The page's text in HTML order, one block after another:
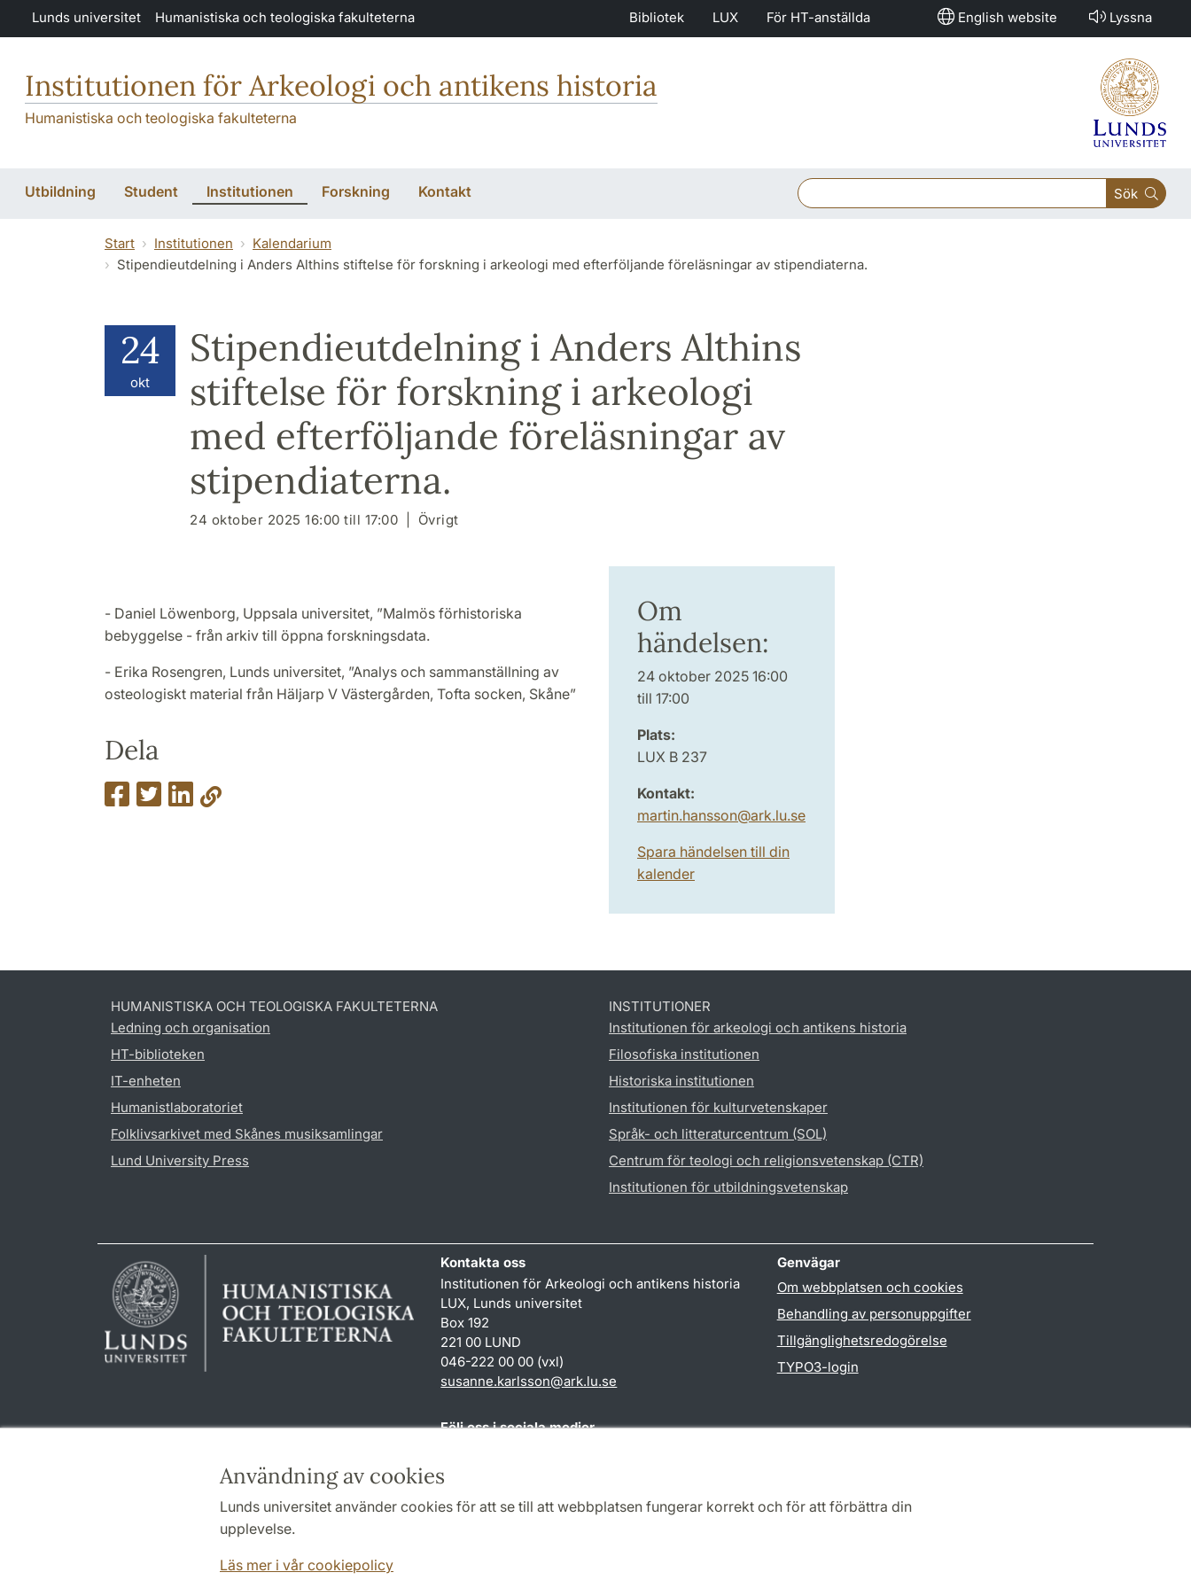
Hoppa till huvudinnehåll
Användning av cookies
Lunds universitet använder cookies för att se till att webbplatsen fungerar korrekt och för att förbättra din
upplevelse.
Läs mer i vår cookiepolicy
Lunds universitet Humanistiska och teologiska fakulteterna Bibliotek LUX För HT-anställda English website Lyssna
Institutionen för Arkeologi och antikens historia
Humanistiska och teologiska fakulteterna
Utbildning Student Institutionen Forskning Kontakt Sök
Start Institutionen
Kalendarium
Stipendieutdelning i Anders Althins stiftelse för forskning i arkeologi med efterföljande föreläsningar av stipendiaterna.
24
okt
Stipendieutdelning i Anders Althins
stiftelse för forskning i arkeologi
med efterföljande föreläsningar av
stipendiaterna.
24 oktober 2025 16:00 till 17:00 Övrigt
- Daniel Löwenborg, Uppsala universitet, ”Malmös förhistoriska
bebyggelse - från arkiv till öppna forskningsdata.
- Erika Rosengren, Lunds universitet, ”Analys och sammanställning av
osteologiskt material från Häljarp V Västergården, Tofta socken, Skåne”
Dela
Om
händelsen:
24 oktober 2025 16:00
till 17:00
Plats:
LUX B 237
Kontakt:
martin.hansson@ark.lu.se
Spara händelsen till din
kalender
HUMANISTISKA OCH TEOLOGISKA FAKULTETERNA
Ledning och organisation
HT-biblioteken
IT-enheten
Humanistlaboratoriet
Folklivsarkivet med Skånes musiksamlingar
Lund University Press
INSTITUTIONER
Institutionen för arkeologi och antikens historia
Filosofiska institutionen
Historiska institutionen
Institutionen för kulturvetenskaper
Språk- och litteraturcentrum (SOL)
Centrum för teologi och religionsvetenskap (CTR)
Institutionen för utbildningsvetenskap
Kontakta oss
Institutionen för Arkeologi och antikens historia
LUX, Lunds universitet
Box 192
221 00 LUND
046-222 00 00 (vxl)
susanne.karlsson@ark.lu.se
Genvägar
Om webbplatsen och cookies
Behandling av personuppgifter
Tillgänglighetsredogörelse
TYPO3-login
Följ oss i sociala medier